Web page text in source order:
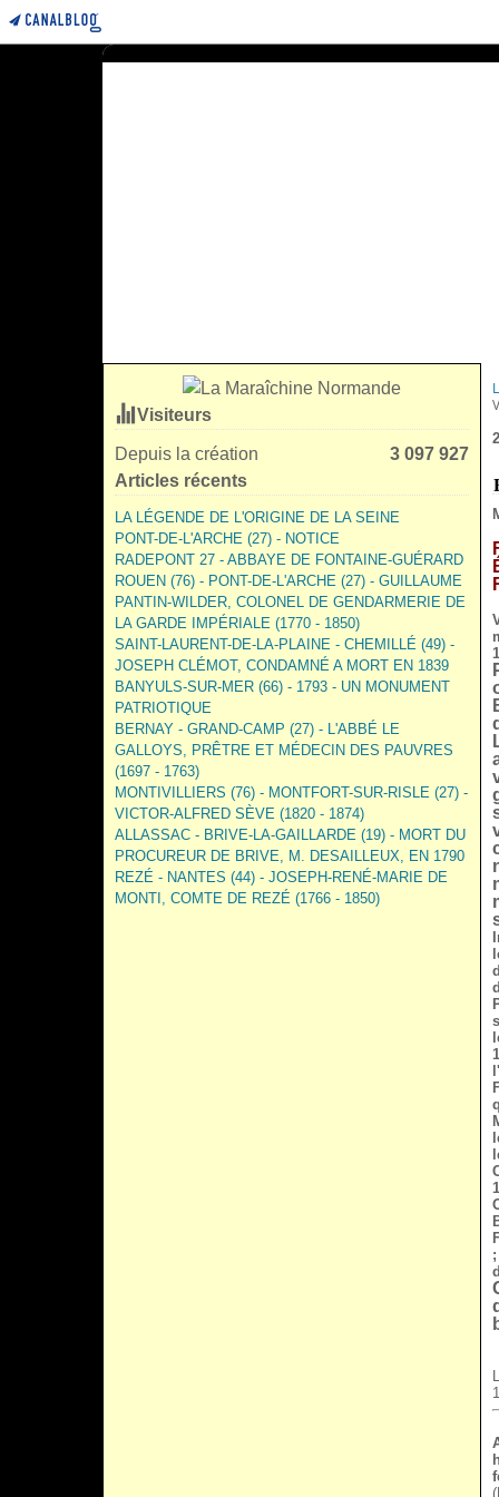
Visiteurs
Depuis la création
3 097 927
Articles récents
LA LÉGENDE DE L'ORIGINE DE LA SEINE
PONT-DE-L'ARCHE (27) - NOTICE
RADEPONT 27 - ABBAYE DE FONTAINE-GUÉRARD
ROUEN (76) - PONT-DE-L'ARCHE (27) - GUILLAUME
PANTIN-WILDER, COLONEL DE GENDARMERIE DE
LA GARDE IMPÉRIALE (1770 - 1850)
SAINT-LAURENT-DE-LA-PLAINE - CHEMILLÉ (49) -
JOSEPH CLÉMOT, CONDAMNÉ A MORT EN 1839
BANYULS-SUR-MER (66) - 1793 - UN MONUMENT
PATRIOTIQUE
BERNAY - GRAND-CAMP (27) - L'ABBÉ LE
GALLOYS, PRÊTRE ET MÉDECIN DES PAUVRES
(1697 - 1763)
MONTIVILLIERS (76) - MONTFORT-SUR-RISLE (27) -
VICTOR-ALFRED SÈVE (1820 - 1874)
ALLASSAC - BRIVE-LA-GAILLARDE (19) - MORT DU
PROCUREUR DE BRIVE, M. DESAILLEUX, EN 1790
REZÉ - NANTES (44) - JOSEPH-RENÉ-MARIE DE
MONTI, COMTE DE REZÉ (1766 - 1850)